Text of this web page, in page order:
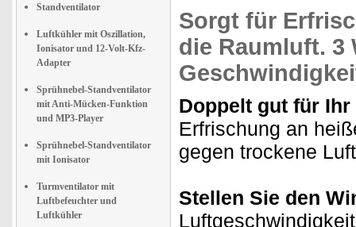
Standventilator
Luftkühler mit Oszillation,
Ionisator und 12-Volt-Kfz-
Adapter
Sprühnebel-Standventilator
mit Anti-Mücken-Funktion
und MP3-Player
Sprühnebel-Standventilator
mit Ionisator
Turmventilator mit
Luftbefeuchter und
Luftkühler
Sorgt für
die Raumluft. 3
Doppelt gut für
Erfrischung an
gegen trockene
Stellen Sie den